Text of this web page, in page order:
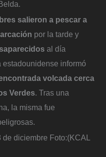
salieron a pescar a
por la tarde y
al día
informó
volcada cerca
Verdes. Tras una
la misma fue
de diciembre Foto:(KCAL